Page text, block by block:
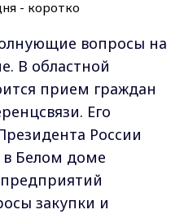
вопросы на
В областной
прием граждан
Его
России
в Белом доме
закупки и